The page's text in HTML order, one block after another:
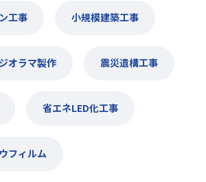
工事 小規模建築工事
オラマ製作 震災遺構工事
省エネLED化工事
フィルム